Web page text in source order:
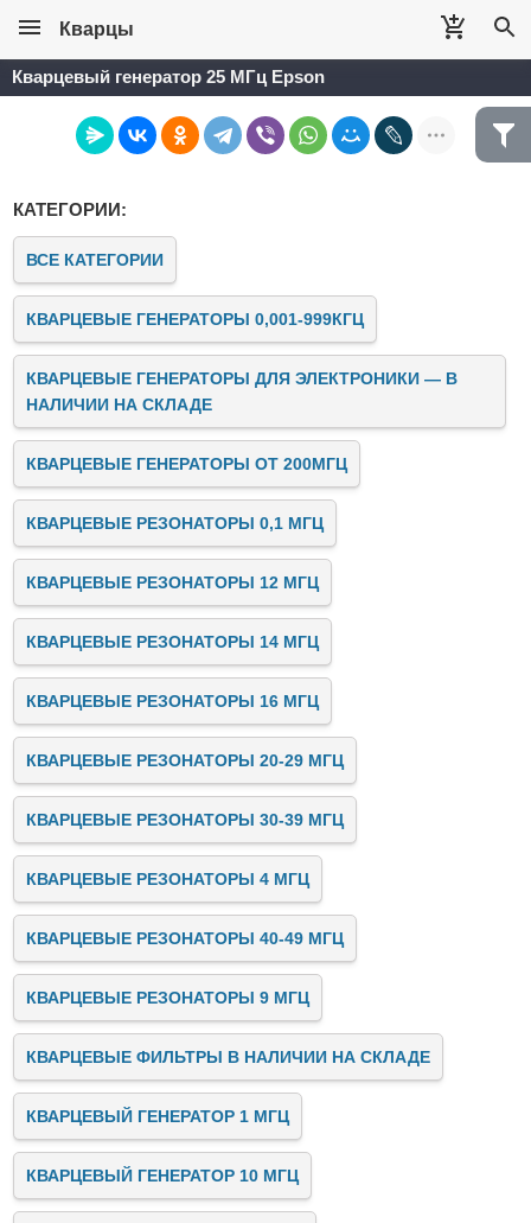
Кварцы
Кварцевый генератор 25 МГц Epson
КАТЕГОРИИ:
ВСЕ КАТЕГОРИИ
КВАРЦЕВЫЕ ГЕНЕРАТОРЫ 0,001-999КГЦ
КВАРЦЕВЫЕ ГЕНЕРАТОРЫ ДЛЯ ЭЛЕКТРОНИКИ — В
НАЛИЧИИ НА СКЛАДЕ
КВАРЦЕВЫЕ ГЕНЕРАТОРЫ ОТ 200МГЦ
КВАРЦЕВЫЕ РЕЗОНАТОРЫ 0,1 МГЦ
КВАРЦЕВЫЕ РЕЗОНАТОРЫ 12 МГЦ
КВАРЦЕВЫЕ РЕЗОНАТОРЫ 14 МГЦ
КВАРЦЕВЫЕ РЕЗОНАТОРЫ 16 МГЦ
КВАРЦЕВЫЕ РЕЗОНАТОРЫ 20-29 МГЦ
КВАРЦЕВЫЕ РЕЗОНАТОРЫ 30-39 МГЦ
КВАРЦЕВЫЕ РЕЗОНАТОРЫ 4 МГЦ
КВАРЦЕВЫЕ РЕЗОНАТОРЫ 40-49 МГЦ
КВАРЦЕВЫЕ РЕЗОНАТОРЫ 9 МГЦ
КВАРЦЕВЫЕ ФИЛЬТРЫ В НАЛИЧИИ НА СКЛАДЕ
КВАРЦЕВЫЙ ГЕНЕРАТОР 1 МГЦ
КВАРЦЕВЫЙ ГЕНЕРАТОР 10 МГЦ